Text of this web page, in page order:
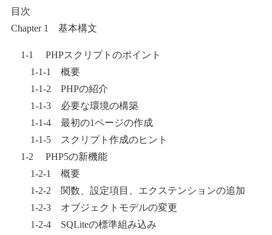
目次
Chapter 1 基本構文
1-1 PHPスクリプトのポイント
1-1-1 概要
1-1-2 PHPの紹介
1-1-3 必要な環境の構築
1-1-4 最初の1ページの作成
1-1-5 スクリプト作成のヒント
1-2 PHP5の新機能
1-2-1 概要
1-2-2 関数、設定項目、エクステンションの追加
1-2-3 オブジェクトモデルの変更
1-2-4 SQLiteの標準組み込み